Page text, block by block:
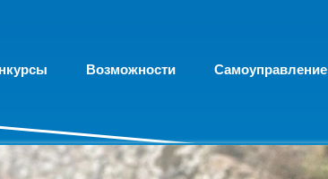
Возможности Самоуправление